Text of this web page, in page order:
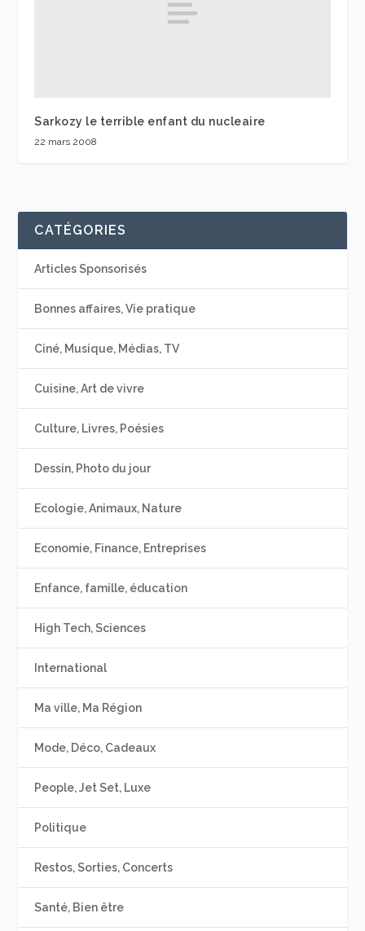
Sarkozy le terrible enfant du nucleaire
22 mars 2008
CATÉGORIES
Articles Sponsorisés
Bonnes affaires, Vie pratique
Ciné, Musique, Médias, TV
Cuisine, Art de vivre
Culture, Livres, Poésies
Dessin, Photo du jour
Ecologie, Animaux, Nature
Economie, Finance, Entreprises
Enfance, famille, éducation
High Tech, Sciences
International
Ma ville, Ma Région
Mode, Déco, Cadeaux
People, Jet Set, Luxe
Politique
Restos, Sorties, Concerts
Santé, Bien être